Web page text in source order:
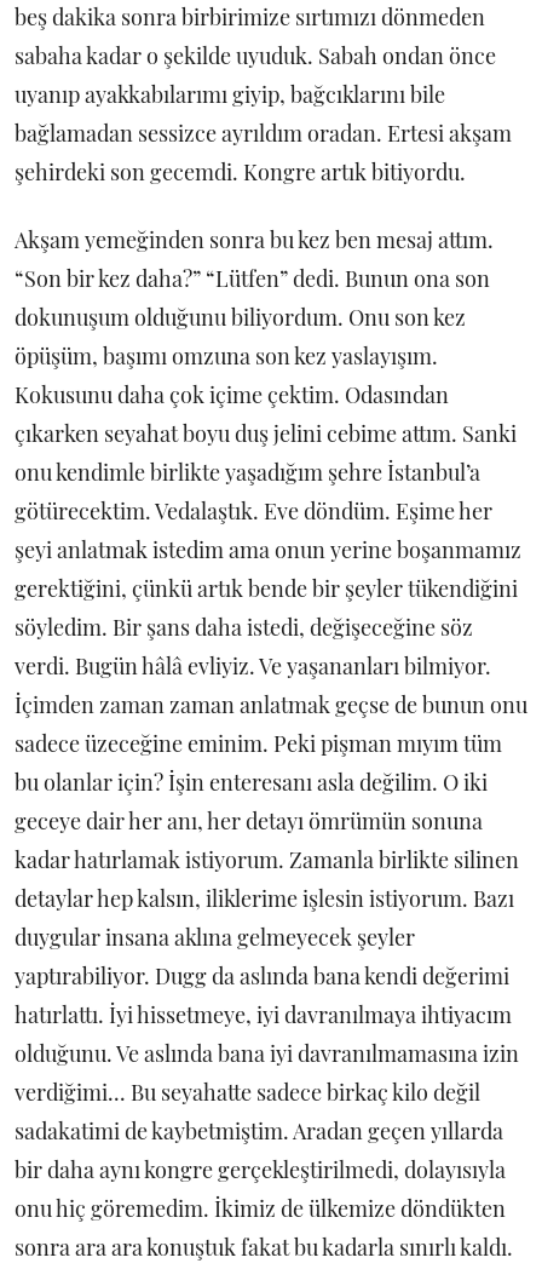
beş dakika sonra birbirimize sırtımızı dönmeden
sabaha kadar o şekilde uyuduk. Sabah ondan önce
uyanıp ayakkabılarımı giyip, bağcıklarını bile
bağlamadan sessizce ayrıldım oradan. Ertesi akşam
şehirdeki son gecemdi. Kongre artık bitiyordu.
Akşam yemeğinden sonra bu kez ben mesaj attım.
“Son bir kez daha?” “Lütfen” dedi. Bunun ona son
dokunuşum olduğunu biliyordum. Onu son kez
öpüşüm, başımı omzuna son kez yaslayışım.
Kokusunu daha çok içime çektim. Odasından
çıkarken seyahat boyu duş jelini cebime attım. Sanki
onu kendimle birlikte yaşadığım şehre İstanbul’a
götürecektim. Vedalaştık. Eve döndüm. Eşime her
şeyi anlatmak istedim ama onun yerine boşanmamız
gerektiğini, çünkü artık bende bir şeyler tükendiğini
söyledim. Bir şans daha istedi, değişeceğine söz
verdi. Bugün hâlâ evliyiz. Ve yaşananları bilmiyor.
İçimden zaman zaman anlatmak geçse de bunun onu
sadece üzeceğine eminim. Peki pişman mıyım tüm
bu olanlar için? İşin enteresanı asla değilim. O iki
geceye dair her anı, her detayı ömrümün sonuna
kadar hatırlamak istiyorum. Zamanla birlikte silinen
detaylar hep kalsın, iliklerime işlesin istiyorum. Bazı
duygular insana aklına gelmeyecek şeyler
yaptırabiliyor. Dugg da aslında bana kendi değerimi
hatırlattı. İyi hissetmeye, iyi davranılmaya ihtiyacım
olduğunu. Ve aslında bana iyi davranılmamasına izin
verdiğimi... Bu seyahatte sadece birkaç kilo değil
sadakatimi de kaybetmiştim. Aradan geçen yıllarda
bir daha aynı kongre gerçekleştirilmedi, dolayısıyla
onu hiç göremedim. İkimiz de ülkemize döndükten
sonra ara ara konuştuk fakat bu kadarla sınırlı kaldı.